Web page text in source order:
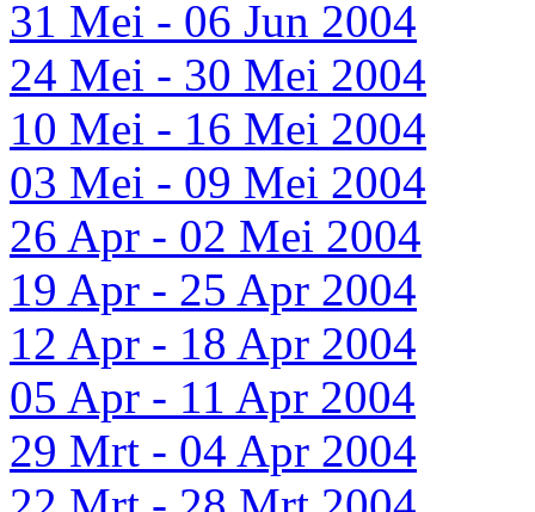
31 Mei - 06 Jun 2004
24 Mei - 30 Mei 2004
10 Mei - 16 Mei 2004
03 Mei - 09 Mei 2004
26 Apr - 02 Mei 2004
19 Apr - 25 Apr 2004
12 Apr - 18 Apr 2004
05 Apr - 11 Apr 2004
29 Mrt - 04 Apr 2004